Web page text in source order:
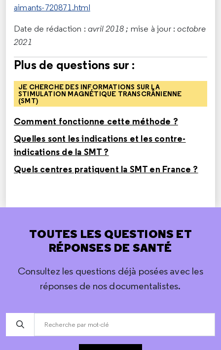
aimants-720871.html
Date de rédaction : avril 2018 ; mise à jour : octobre
2021
Plus de questions sur :
JE CHERCHE DES INFORMATIONS SUR LA
STIMULATION MAGNÉTIQUE TRANSCRÂNIENNE
(SMT)
Comment fonctionne cette méthode ?
Quelles sont les indications et les contre-
indications de la SMT ?
Quels centres pratiquent la SMT en France ?
TOUTES LES QUESTIONS ET
RÉPONSES DE SANTÉ
Consultez les questions déjà posées avec les
réponses de nos documentalistes.